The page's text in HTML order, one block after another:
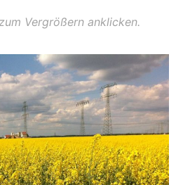
Vergrößern anklicken.